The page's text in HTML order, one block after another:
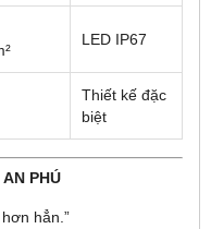
LED IP67
Thiết kế đặc
biệt
PHÚ
hẳn.”